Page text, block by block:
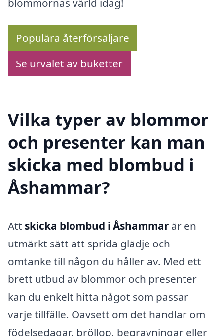
blommornas värld idag!
Populära återförsäljare
Se urvalet av buketter
Vilka typer av blommor
och presenter kan man
skicka med blombud i
Åshammar?
Att skicka blombud i Åshammar är en
utmärkt sätt att sprida glädje och
omtanke till någon du håller av. Med ett
brett utbud av blommor och presenter
kan du enkelt hitta något som passar
varje tillfälle. Oavsett om det handlar om
födelsedagar, bröllop, begravningar eller